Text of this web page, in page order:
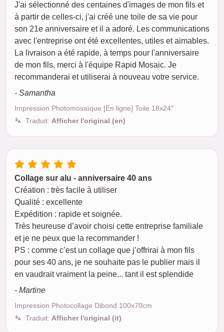
J'ai sélectionné des centaines d'images de mon fils et
à partir de celles-ci, j'ai créé une toile de sa vie pour
son 21e anniversaire et il a adoré. Les communications
avec l'entreprise ont été excellentes, utiles et aimables.
La livraison a été rapide, à temps pour l'anniversaire
de mon fils, merci à l'équipe Rapid Mosaic. Je
recommanderai et utiliserai à nouveau votre service.
- Samantha
Impression Photomosaïque [En ligne] Toile 18x24"
Traduit: Afficher l'original (en)
Collage sur alu - anniversaire 40 ans
Création : très facile à utiliser
Qualité : excellente
Expédition : rapide et soignée.
Très heureuse d’avoir choisi cette entreprise familiale
et je ne peux que la recommander !
PS : comme c’est un collage que j’offrirai à mon fils
pour ses 40 ans, je ne souhaite pas le publier mais il
en vaudrait vraiment la peine... tant il est splendide
- Martine
Impression Photocollage Dibond 100x70cm
Traduit: Afficher l'original (it)